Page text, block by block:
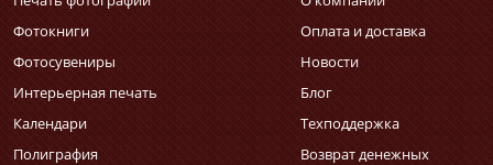
Фотокниги
Фотосувениры
Интерьерная печать
Календари
Полиграфия
Оплата и доставка
Новости
Блог
Техподдержка
Возврат денежных